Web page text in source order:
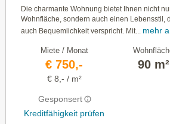
Die charmante Wohnung bietet Ihnen nicht
Wohnfläche, sondern auch einen Lebensstil,
auch Bequemlichkeit verspricht. Mit...
mehr
Miete / Monat
€ 750,-
€ 8,- / m²
Gesponsert
Kreditfähigkeit prüfen
90 m²